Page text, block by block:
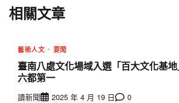
相關文章
藝術人文 要聞
臺南八處文化場域入選「百大文化基
六都第一
讀新聞 2025 年 4 月 19 日 0